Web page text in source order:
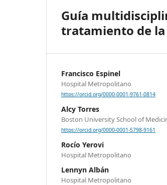
Guía
tratamiento de
Francisco Espinel
Hospital Metropolitano
https://orcid.org/0000-0001-9761-0814
Alcy Torres
Boston University School of
https://orcid.org/0000-0001-5798-9161
Rocío Yerovi
Hospital Metropolitano
Lennyn Albán
Hospital Metropolitano